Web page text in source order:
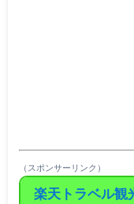
（スポンサーリンク）
楽天トラベル観